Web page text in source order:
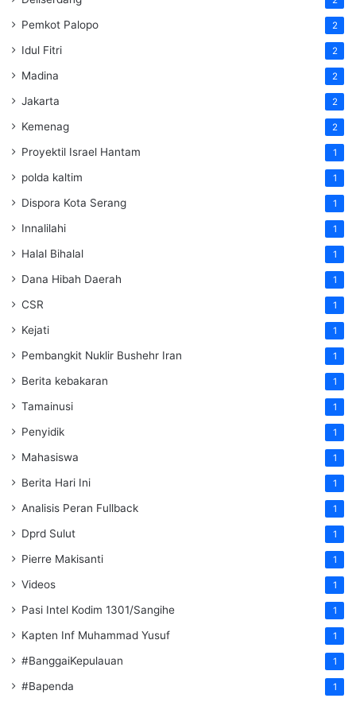
Pemkot Palopo 2
Idul Fitri 2
Madina 2
Jakarta 2
Kemenag 2
Proyektil Israel Hantam 1
polda kaltim 1
Dispora Kota Serang 1
Innalilahi 1
Halal Bihalal 1
Dana Hibah Daerah 1
CSR 1
Kejati 1
Pembangkit Nuklir Bushehr Iran 1
Berita kebakaran 1
Tamainusi 1
Penyidik 1
Mahasiswa 1
Berita Hari Ini 1
Analisis Peran Fullback 1
Dprd Sulut 1
Pierre Makisanti 1
Videos 1
Pasi Intel Kodim 1301/Sangihe 1
Kapten Inf Muhammad Yusuf 1
#BanggaiKepulauan 1
#Bapenda 1